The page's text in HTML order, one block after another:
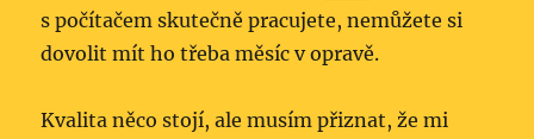
s počítačem skutečně pracujete, nemůžete si
dovolit mít ho třeba měsíc v opravě.
Kvalita něco stojí, ale musím přiznat, že mi